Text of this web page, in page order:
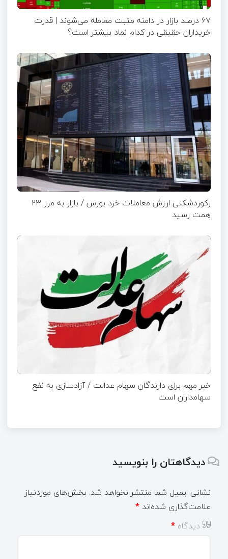
۶۷ درصد بازار در دامنه مثبت معامله می‌شوند | قدرت
خریداران حقیقی در کدام نماد بیشتر است؟
رکوردشکنی ارزش معاملات خرد بورس / بازار به مرز ۲۳
همت رسید
خبر مهم برای دارندگان سهام عدالت / آزادسازی به نفع
سهامداران است
دیدگاهتان را بنویسید
نشانی ایمیل شما منتشر نخواهد شد. بخش‌های موردنیاز
علامت‌گذاری شده‌اند *
دیدگاه *